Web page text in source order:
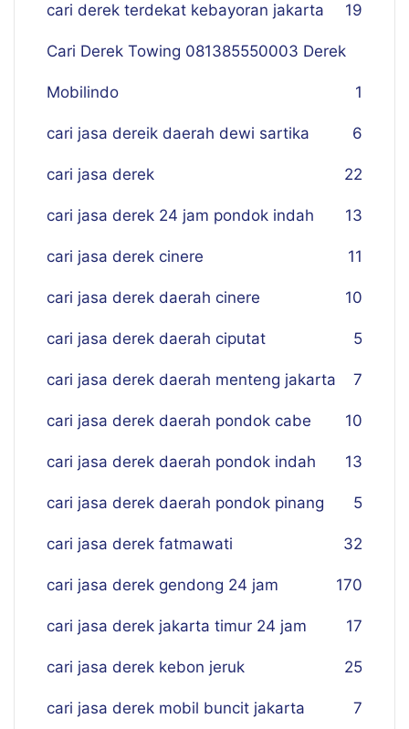
cari derek terdekat kebayoran jakarta 19
Cari Derek Towing 081385550003 Derek
Mobilindo 1
cari jasa dereik daerah dewi sartika 6
cari jasa derek 22
cari jasa derek 24 jam pondok indah 13
cari jasa derek cinere 11
cari jasa derek daerah cinere 10
cari jasa derek daerah ciputat 5
cari jasa derek daerah menteng jakarta 7
cari jasa derek daerah pondok cabe 10
cari jasa derek daerah pondok indah 13
cari jasa derek daerah pondok pinang 5
cari jasa derek fatmawati 32
cari jasa derek gendong 24 jam 170
cari jasa derek jakarta timur 24 jam 17
cari jasa derek kebon jeruk 25
cari jasa derek mobil buncit jakarta 7